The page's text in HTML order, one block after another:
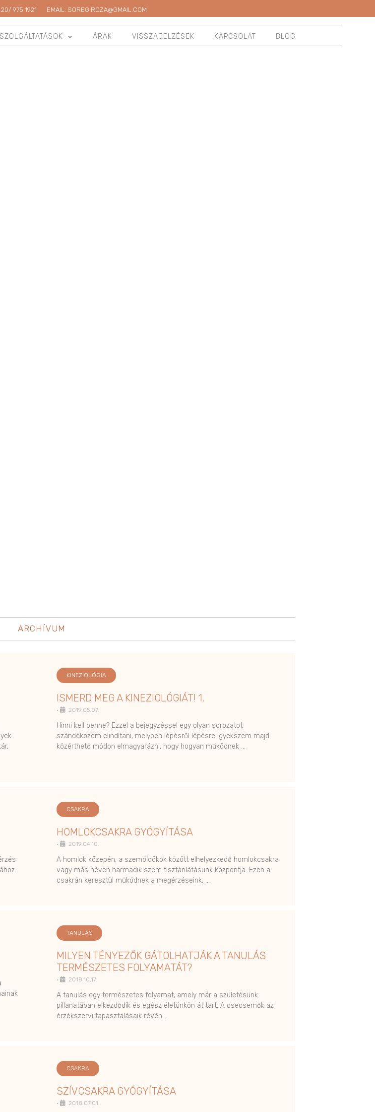
975 1921 EMAIL: SOREG.ROZA@GMAIL.COM
SZOLGÁLTATÁSOK ÁRAK VISSZAJELZÉSEK KAPCSOLAT BLOG
ARCHÍVUM
KINEZIOLÓGIA
ISMERD MEG A KINEZIOLÓGIÁT! 1.
• 2019.05.07.
Hinni kell benne? Ezzel a bejegyzéssel egy olyan sorozatot
szándékozom elindítani, melyben lépésről lépésre igyekszem majd
közérthető módon elmagyarázni, hogy hogyan működnek …
CSAKRA
HOMLOKCSAKRA GYÓGYÍTÁSA
• 2019.04.10.
A homlok közepén, a szemöldökök között elhelyezkedő homlokcsakra
vagy más néven harmadik szem tisztánlátásunk központja. Ezen a
csakrán keresztül működnek a megérzéseink, …
TANULÁS
MILYEN TÉNYEZŐK GÁTOLHATJÁK A TANULÁS
TERMÉSZETES FOLYAMATÁT?
• 2018.10.17.
A tanulás egy természetes folyamat, amely már a születésünk
pillanatában elkezdődik és egész életünkön át tart. A csecsemők az
érzékszervi tapasztalásaik révén …
CSAKRA
SZÍVCSAKRA GYÓGYÍTÁSA
• 2018.07.01.